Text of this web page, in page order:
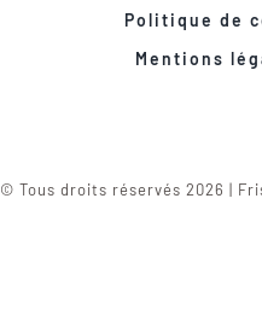
Politique de
Mentions
© Tous droits réservés 2026 |